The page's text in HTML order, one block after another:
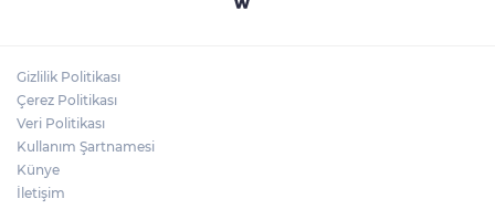
Gizlilik Politikası
Çerez Politikası
Veri Politikası
Kullanım Şartnamesi
Künye
İletişim